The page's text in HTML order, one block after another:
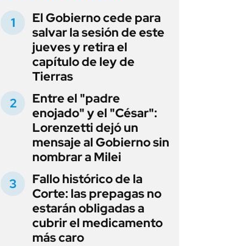
El Gobierno cede para
salvar la sesión de este
jueves y retira el
capítulo de ley de
Tierras
Entre el "padre
enojado" y el "César":
Lorenzetti dejó un
mensaje al Gobierno sin
nombrar a Milei
Fallo histórico de la
Corte: las prepagas no
estarán obligadas a
cubrir el medicamento
más caro